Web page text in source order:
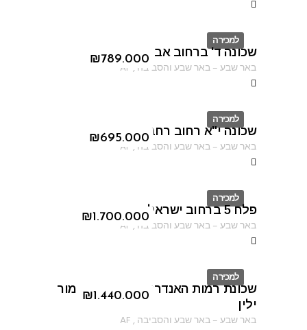
למכירה
ID
₪789.000
שכונה ד' ברחוב אברהם אבינו
באר שבע–באר שבע והסביבה ,
AF
למכירה
ID
₪695.000
שכונה י"א רחוב רחבת הרב קוק
באר שבע–באר שבע והסביבה ,
AF
למכירה
ID
₪1.700.000
פלח 5 ברחוב ישראל שוחט
באר שבע–באר שבע והסביבה ,
AF
למכירה
ID
₪1.440.000
שכונת רמות האנדרטה ברחוב נתן מור
ילין
באר שבע–באר שבע והסביבה ,
AF